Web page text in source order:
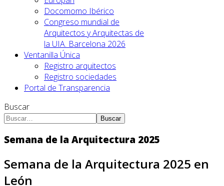
Docomomo Ibérico
Congreso mundial de
Arquitectos y Arquitectas de
la UIA. Barcelona 2026
Ventanilla Única
Registro arquitectos
Registro sociedades
Portal de Transparencia
Buscar
Buscar
Semana de la Arquitectura 2025
Semana de la Arquitectura 2025 en
León